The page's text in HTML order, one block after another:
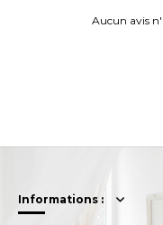
Aucun avis
Informations :